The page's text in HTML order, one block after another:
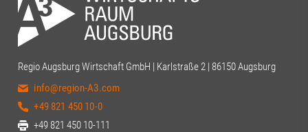
Regio Augsburg Wirtschaft GmbH | Karlstraße 2 | 86150 Augsburg
info@region-A3.com
+49 821 450 10-0
+49 821 450 10-111